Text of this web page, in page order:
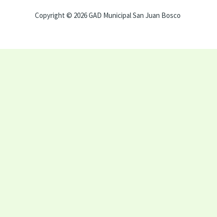
Copyright © 2026 GAD Municipal San Juan Bosco